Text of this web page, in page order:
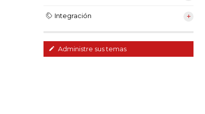
Integración
Administre sus temas